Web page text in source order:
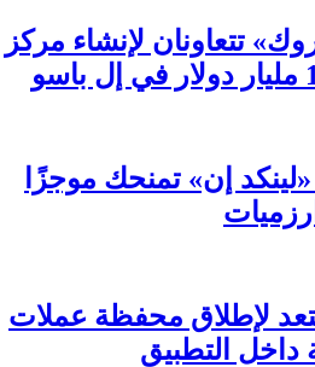
تتعاونان لإنشاء مركز
إن» تمنحك موجزًا
لإطلاق محفظة عملات
التطبيق